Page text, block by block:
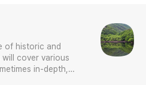
of historic and
cover various
in-depth,